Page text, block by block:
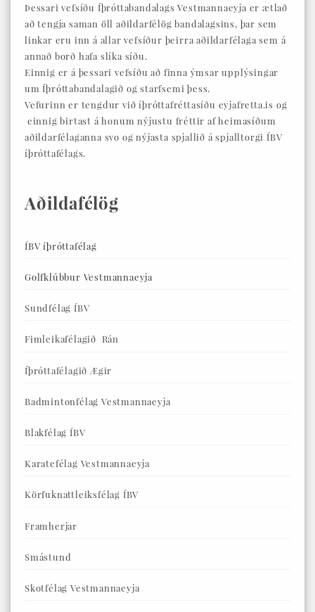
Þessari vefsíðu Íþróttabandalags Vestmannaeyja er ætlað
að tengja saman öll aðildarfélög bandalagsins, þar sem
linkar eru inn á allar vefsíður þeirra aðildarfélaga sem á
annað borð hafa slíka síðu.
Einnig er á þessari vefsíðu að finna ýmsar upplýsingar
um Íþróttabandalagið og starfsemi þess.
Vefurinn er tengdur við íþróttafréttasíðu eyjafretta.is og
einnig birtast á honum nýjustu fréttir af heimasíðum
aðildarfélaganna svo og nýjasta spjallið á spjalltorgi ÍBV
íþróttafélags.
Aðildafélög
ÍBV íþróttafélag
Golfklúbbur Vestmannaeyja
Sundfélag ÍBV
Fimleikafélagið Rán
Íþróttafélagið Ægir
Badmintonfélag Vestmannaeyja
Blakfélag ÍBV
Karatefélag Vestmannaeyja
Körfuknattleiksfélag ÍBV
Framherjar
Smástund
Skotfélag Vestmannaeyja